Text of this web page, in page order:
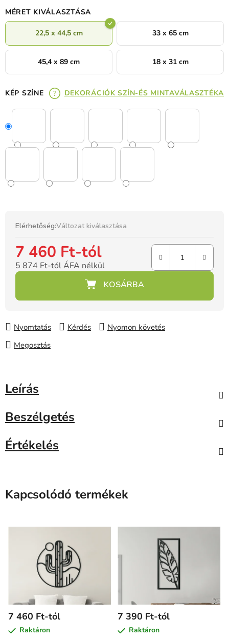
MÉRET KIVÁLASZTÁSA
22,5 x 44,5 cm 33 x 65 cm
45,4 x 89 cm 18 x 31 cm
KÉP SZÍNE DEKORÁCIÓK SZÍN-ÉS MINTAVÁLASZTÉKA
Elérhetőség:Változat kiválasztása
7 460 Ft-tól
5 874 Ft-tól ÁFA nélkül
Nyomtatás Kérdés
Nyomon követés
Megosztás
Leírás
Beszélgetés
Értékelés
Kapcsolódó termékek
7 460 Ft-tól
Raktáron
7 390 Ft-tól
Raktáron